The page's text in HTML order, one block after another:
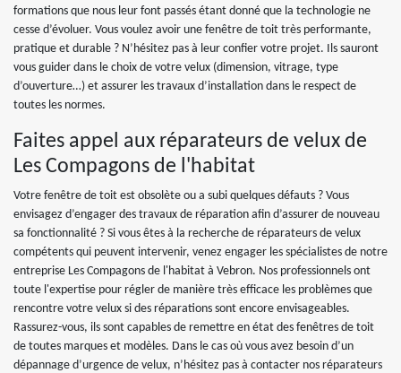
formations que nous leur font passés étant donné que la technologie ne
cesse d’évoluer. Vous voulez avoir une fenêtre de toit très performante,
pratique et durable ? N’hésitez pas à leur confier votre projet. Ils sauront
vous guider dans le choix de votre velux (dimension, vitrage, type
d’ouverture…) et assurer les travaux d’installation dans le respect de
toutes les normes.
Faites appel aux réparateurs de velux de
Les Compagons de l'habitat
Votre fenêtre de toit est obsolète ou a subi quelques défauts ? Vous
envisagez d’engager des travaux de réparation afin d’assurer de nouveau
sa fonctionnalité ? Si vous êtes à la recherche de réparateurs de velux
compétents qui peuvent intervenir, venez engager les spécialistes de notre
entreprise Les Compagons de l'habitat à Vebron. Nos professionnels ont
toute l'expertise pour régler de manière très efficace les problèmes que
rencontre votre velux si des réparations sont encore envisageables.
Rassurez-vous, ils sont capables de remettre en état des fenêtres de toit
de toutes marques et modèles. Dans le cas où vous avez besoin d’un
dépannage d’urgence de velux, n’hésitez pas à contacter nos réparateurs